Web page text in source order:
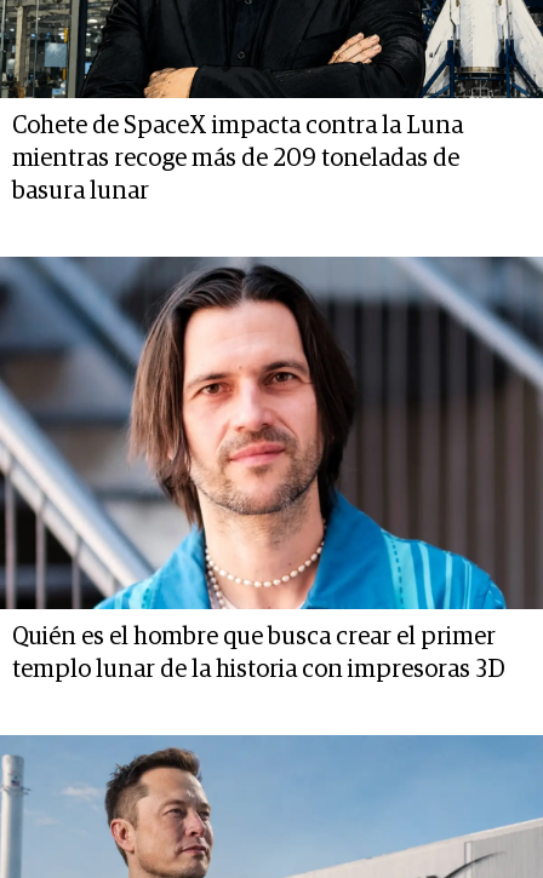
Cohete de SpaceX impacta contra la Luna
mientras recoge más de 209 toneladas de
basura lunar
Quién es el hombre que busca crear el primer
templo lunar de la historia con impresoras 3D